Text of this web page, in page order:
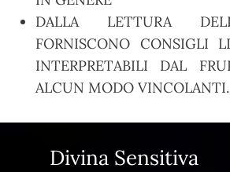
DALLA LETTURA
FORNISCONO CONSIGLI
INTERPRETABILI DAL
ALCUN MODO VINCOLANTI.
Divina Sensitiva